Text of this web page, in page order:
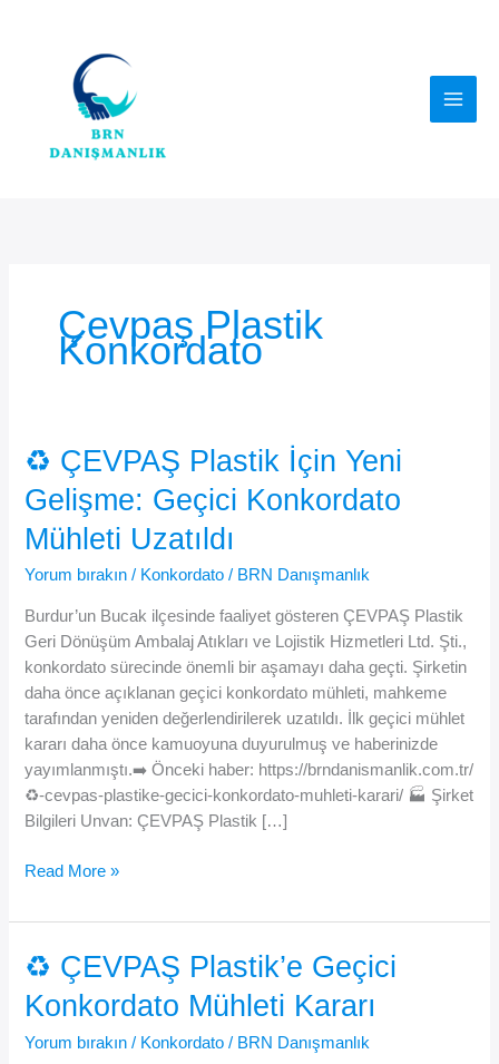
Çevpaş Plastik
Konkordato
♻️ ÇEVPAŞ Plastik İçin Yeni
Gelişme: Geçici Konkordato
Mühleti Uzatıldı
Yorum bırakın / Konkordato / BRN Danışmanlık
Burdur’un Bucak ilçesinde faaliyet gösteren ÇEVPAŞ Plastik
Geri Dönüşüm Ambalaj Atıkları ve Lojistik Hizmetleri Ltd. Şti.,
konkordato sürecinde önemli bir aşamayı daha geçti. Şirketin
daha önce açıklanan geçici konkordato mühleti, mahkeme
tarafından yeniden değerlendirilerek uzatıldı. İlk geçici mühlet
kararı daha önce kamuoyuna duyurulmuş ve haberinizde
yayımlanmıştı.➡️ Önceki haber: https://brndanismanlik.com.tr/
♻️-cevpas-plastike-gecici-konkordato-muhleti-karari/ 🏭 Şirket
Bilgileri Unvan: ÇEVPAŞ Plastik […]
♻️
Plastik
Yeni
Gelişme:
Konkordato
Read More »
♻️ ÇEVPAŞ Plastik’e Geçici
Konkordato Mühleti Kararı
Yorum bırakın / Konkordato / BRN Danışmanlık